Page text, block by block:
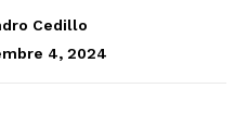
Cedillo
4, 2024